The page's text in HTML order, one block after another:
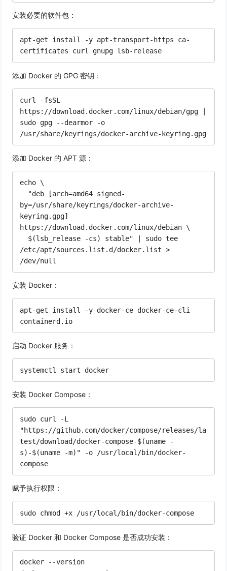
安装必要的软件包：
apt-get install -y apt-transport-https ca-
添加 Docker 的 GPG 密钥：
curl -fsSL
https://download.docker.com/linux/debian/gpg |
sudo gpg --dearmor -o
添加 Docker 的 APT 源：
echo \
by=/usr/share/keyrings/docker-archive-
keyring.gpg]
https://download.docker.com/linux/debian \
/etc/apt/sources.list.d/docker.list >
安装 Docker：
apt-get install -y docker-ce docker-ce-cli
启动 Docker 服务：
安装 Docker Compose：
sudo curl -L
"https://github.com/docker/compose/releases/la
test/download/docker-compose-$(uname -
s)-$(uname -m)" -o /usr/local/bin/docker-
赋予执行权限：
验证 Docker 和 Docker Compose 是否成功安装：
docker --version